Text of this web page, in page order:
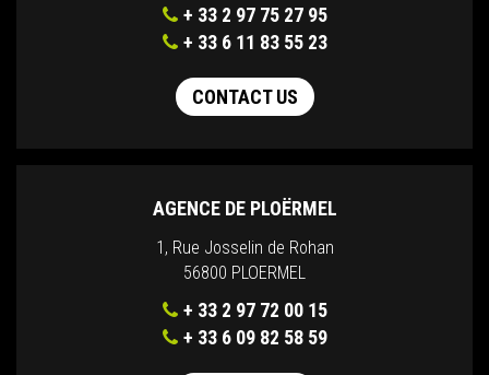
+ 33 2 97 75 27 95
+ 33 6 11 83 55 23
CONTACT US
AGENCE DE PLOËRMEL
1, Rue Josselin de Rohan
56800 PLOERMEL
+ 33 2 97 72 00 15
+ 33 6 09 82 58 59